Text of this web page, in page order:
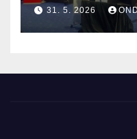
31. 5. 2026